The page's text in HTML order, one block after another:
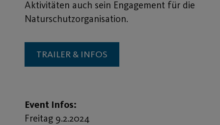
Aktivitäten auch sein Engagement für die
Naturschutzorganisation.
TRAILER & INFOS
Event Infos:
Freitag 9.2.2024